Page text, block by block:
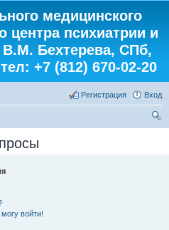
медицинского
центра психиатрии и
Бехтерева, СПб,
+7 (812) 670-02-20
Вход
Регистрация
войти!